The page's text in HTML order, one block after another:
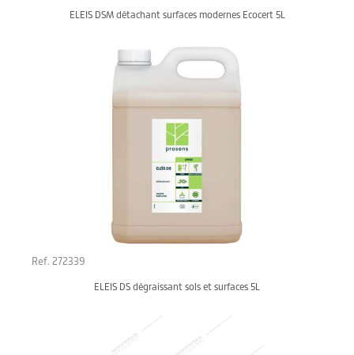
ELEIS DSM détachant surfaces modernes Ecocert 5L
Ref. 272339
ELEIS DS dégraissant sols et surfaces 5L